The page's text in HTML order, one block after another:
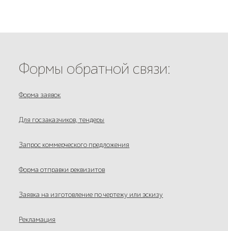
Формы обратной связи:
Форма заявок
Для госзаказчиков, тендеры
Запрос коммерческого предложения
Форма отправки реквизитов
Заявка на изготовление по чертежу или эскизу
Рекламация